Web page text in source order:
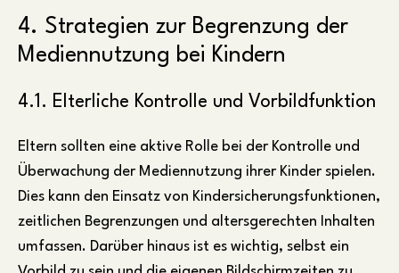
4. Strategien zur Begrenzung der
Mediennutzung bei Kindern
4.1. Elterliche Kontrolle und Vorbildfunktion
Eltern sollten eine aktive Rolle bei der Kontrolle und
Überwachung der Mediennutzung ihrer Kinder spielen.
Dies kann den Einsatz von Kindersicherungsfunktionen,
zeitlichen Begrenzungen und altersgerechten Inhalten
umfassen. Darüber hinaus ist es wichtig, selbst ein